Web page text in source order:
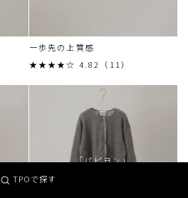
一歩先の上質感
★★★★☆ 4.82（11）
「パピヨン」
TPOで探す